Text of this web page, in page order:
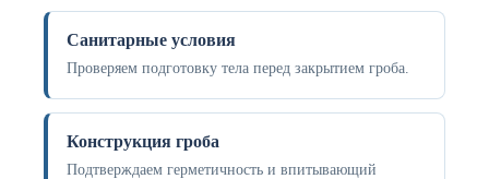
Санитарные условия
Проверяем подготовку тела перед закрытием гроба.
Конструкция гроба
Подтверждаем герметичность и впитывающий